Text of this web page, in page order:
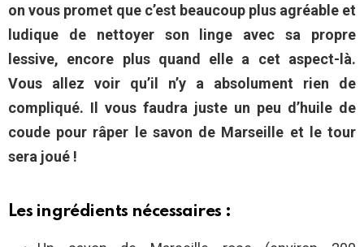
on vous promet que c’est beaucoup plus agréable et
ludique de nettoyer son linge avec sa propre
lessive, encore plus quand elle a cet aspect-là.
Vous allez voir qu’il n’y a absolument rien de
compliqué. Il vous faudra juste un peu d’huile de
coude pour râper le savon de Marseille et le tour
sera joué !
Les ingrédients nécessaires :